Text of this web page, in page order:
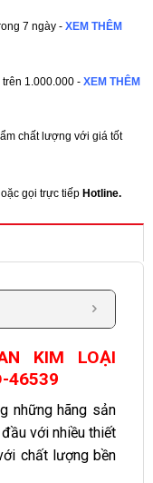
7 ngày - XEM THÊM
1.000.000 - XEM THÊM
chất lượng với giá tốt
gọi trực tiếp Hotline.
KIM LOẠI
46539
những hãng sản
với nhiều thiết
chất lượng bền